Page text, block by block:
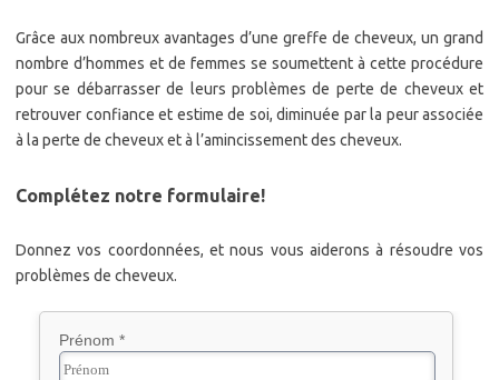
Grâce aux nombreux avantages d’une greffe de cheveux, un grand
nombre d’hommes et de femmes se soumettent à cette procédure
pour se débarrasser de leurs problèmes de perte de cheveux et
retrouver confiance et estime de soi, diminuée par la peur associée
à la perte de cheveux et à l’amincissement des cheveux.
Complétez notre formulaire!
Donnez vos coordonnées, et nous vous aiderons à résoudre vos
problèmes de cheveux.
Prénom *